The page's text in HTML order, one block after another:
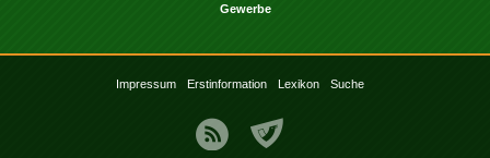
Gewerbe
Impressum Erstinformation Lexikon Suche